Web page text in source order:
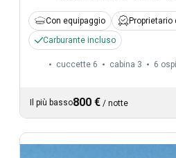
Con equipaggio
Proprietario
Carburante incluso
cuccette 6 cabina 3 6
Il più basso800 € / notte